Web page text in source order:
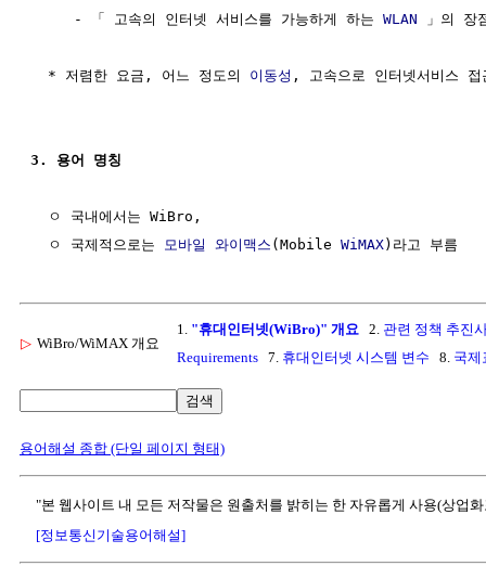
     - 「 고속의 인터넷 서비스를 가능하게 하는
WLAN 」의 장
  * 저렴한 요금, 어느 정도의
이동성 , 고속으로 인터넷서비스 접
3. 용어 명칭
  ㅇ 국내에서는 WiBro,
  ㅇ 국제적으로는
모바일 와이맥스 (Mobile WiMAX
▷ WiBro/WiMAX 개요
1. "휴대인터넷(WiBro)" 개요 2. 관련 정책 추진
Requirements 7. 휴대인터넷 시스템 변수 8. 국제
검색
용어해설 종합 (단일 페이지 형태)
"본 웹사이트 내 모든 저작물은 원출처를 밝히는 한 자유롭게 사용(상업
[정보통신기술용어해설]